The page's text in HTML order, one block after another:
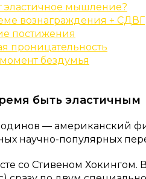
эластичное мышление?
вознаграждения + СДВГ
постижения
проницательность
бездумья
быть эластичным
— американский
научно-популярных
со Стивеном Хокингом.